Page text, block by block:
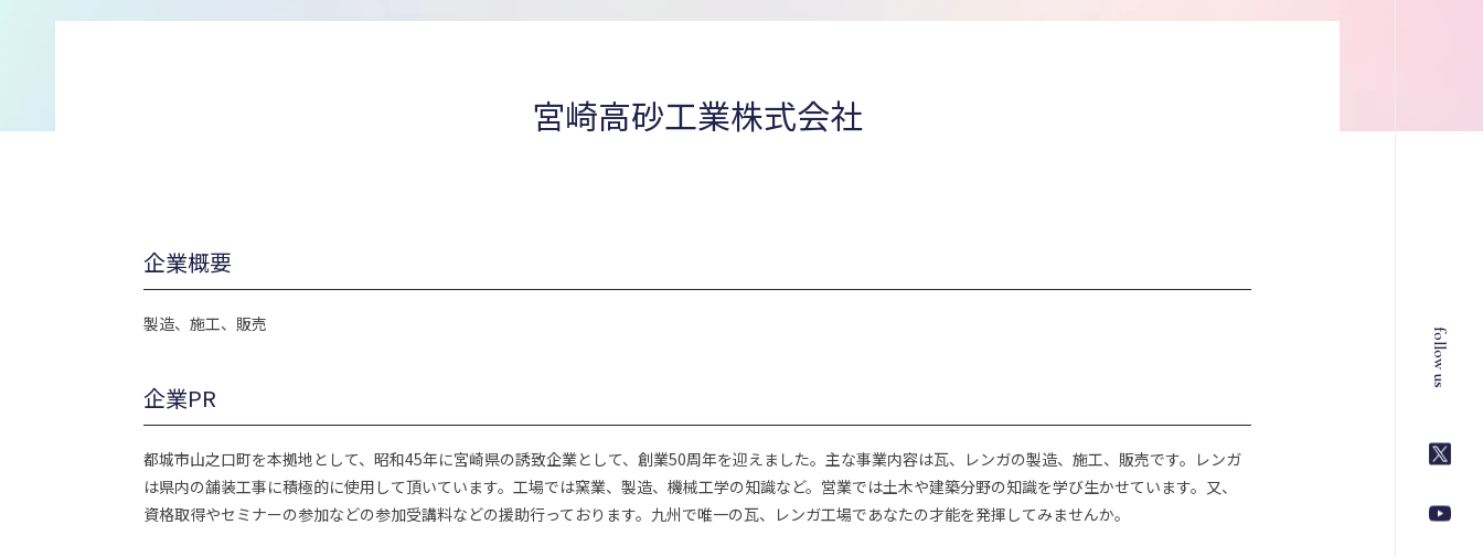
宮崎高砂工業株式会社
企業概要
製造、施工、販売
企業PR
都城市山之口町を本拠地として、昭和45年に宮崎県の誘致企業として、創業50周年を迎えました。主な事業内容は瓦、レンガの製造、施工、販売です。レンガ
は県内の舗装工事に積極的に使用して頂いています。工場では窯業、製造、機械工学の知識など。営業では土木や建築分野の知識を学び生かせています。又、
資格取得やセミナーの参加などの参加受講料などの援助行っております。九州で唯一の瓦、レンガ工場であなたの才能を発揮してみませんか。
follow us